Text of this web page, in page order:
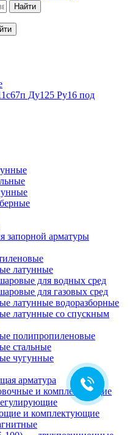
Найти
Ду125 Ру16 под
запорной арматуры
латунные
для водных сред
для газовых сред
латунные водоразборные
латунные со спускным
полипропиленовые
стальные
чугунные
арматура
и комплектующие
и комплектующие